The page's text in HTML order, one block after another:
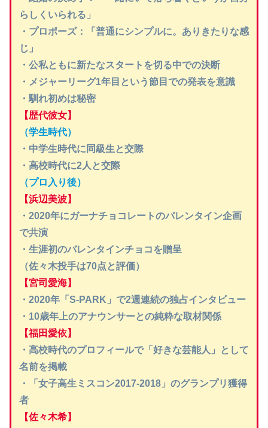
らしくいられる」
・プロポーズ：「普通にシンプルに。ありきたりな感
じ」
・公私ともに新たなスタートを切る中での決断
・メジャーリーグ1年目という節目での発表を意識
・馴れ初めは秘密
【歴代彼女】
（学生時代）
・中学生時代に同級生と交際
・高校時代に2人と交際
（プロ入り後）
【浜辺美波】
・2020年にガーナチョコレートのバレンタイン企画
で共演
・生涯初のバレンタインチョコを贈呈
（佐々木投手は70点と評価）
【宮司愛海】
・2020年「S-PARK」で2週連続の独占インタビュー
・10歳年上のアナウンサーとの純粋な取材関係
【福田愛依】
・高校時代のプロフィールで「好きな芸能人」として
名前を掲載
・「女子高生ミスコン2017-2018」のグランプリ獲得
者
【佐々木希】